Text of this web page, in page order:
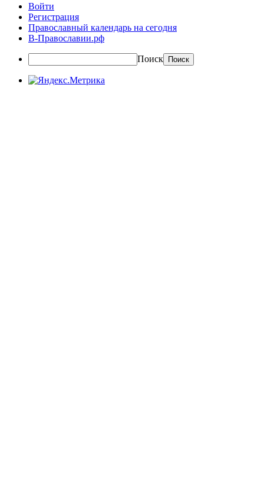
Войти
Регистрация
Православный календарь на сегодня
В-Православии.рф
Поиск